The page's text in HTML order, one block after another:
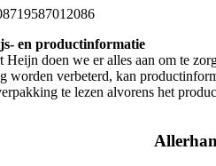
en productinformatie
doen we er alles aan om te
worden verbeterd, kan
te lezen alvorens het